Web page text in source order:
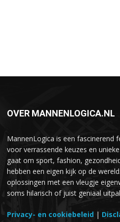
OVER MANNENLOGICA.NL
MannenLogica is een fascinerend
voor verrassende keuzes en
gaat om sport, fashion,
hebben een eigen kijk op de
oplossingen met een vleugje
soms hilarisch of juist geniaal
Privacy- en cookiebeleid |